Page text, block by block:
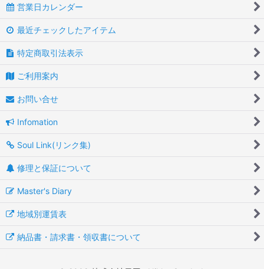
営業日カレンダー
最近チェックしたアイテム
特定商取引法表示
ご利用案内
お問い合せ
Infomation
Soul Link(リンク集)
修理と保証について
Master's Diary
地域別運賃表
納品書・請求書・領収書について